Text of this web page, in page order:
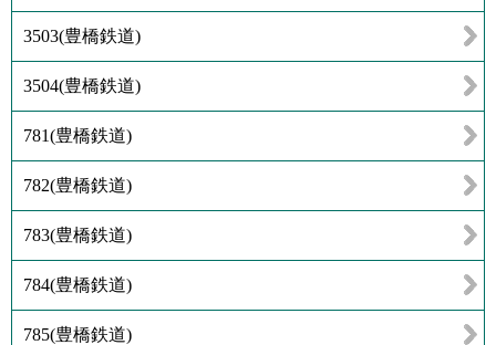
3503(豊橋鉄道)
3504(豊橋鉄道)
781(豊橋鉄道)
782(豊橋鉄道)
783(豊橋鉄道)
784(豊橋鉄道)
785(豊橋鉄道)